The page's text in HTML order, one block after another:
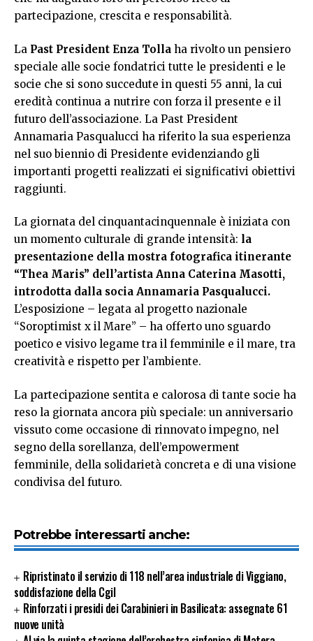
partecipazione, crescita e responsabilità.
La Past President Enza Tolla ha rivolto un pensiero
speciale alle socie fondatrici tutte le presidenti e le
socie che si sono succedute in questi 55 anni, la cui
eredità continua a nutrire con forza il presente e il
futuro dell’associazione. La Past President
Annamaria Pasqualucci ha riferito la sua esperienza
nel suo biennio di Presidente evidenziando gli
importanti progetti realizzati ei significativi obiettivi
raggiunti.
La giornata del cinquantacinquennale è iniziata con
un momento culturale di grande intensità: la
presentazione della mostra fotografica itinerante
“Thea Maris” dell’artista Anna Caterina Masotti,
introdotta dalla socia Annamaria Pasqualucci.
L’esposizione – legata al progetto nazionale
“Soroptimist x il Mare” – ha offerto uno sguardo
poetico e visivo legame tra il femminile e il mare, tra
creatività e rispetto per l’ambiente.
La partecipazione sentita e calorosa di tante socie ha
reso la giornata ancora più speciale: un anniversario
vissuto come occasione di rinnovato impegno, nel
segno della sorellanza, dell’empowerment
femminile, della solidarietà concreta e di una visione
condivisa del futuro.
Potrebbe interessarti anche:
Ripristinato il servizio di 118 nell’area industriale di Viggiano,
soddisfazione della Cgil
Rinforzati i presidi dei Carabinieri in Basilicata: assegnate 61
nuove unità